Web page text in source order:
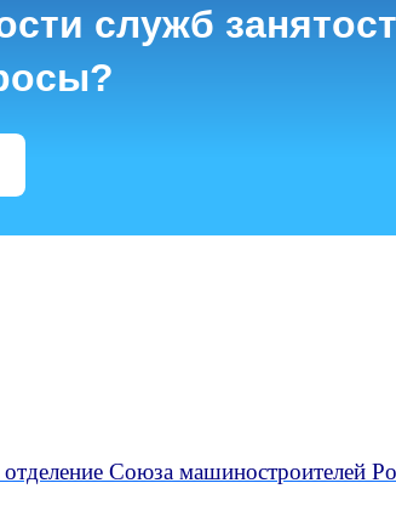
служб
Союза машиностроителей